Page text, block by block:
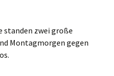
standen zwei große
Montagmorgen gegen